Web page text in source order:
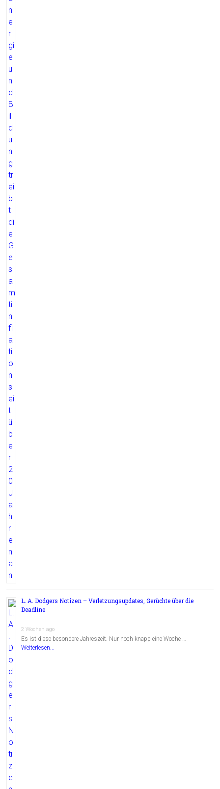
L. A. Dodgers Notizen – Verletzungsupdates, Gerüchte über die
Deadline
2 Wochen ago
Es ist diese besondere Jahreszeit. Nur noch knapp eine Woche …
Weiterlesen...